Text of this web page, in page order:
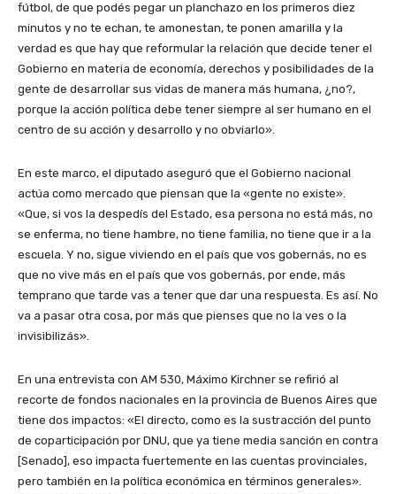
fútbol, de que podés pegar un planchazo en los primeros diez
minutos y no te echan, te amonestan, te ponen amarilla y la
verdad es que hay que reformular la relación que decide tener el
Gobierno en materia de economía, derechos y posibilidades de la
gente de desarrollar sus vidas de manera más humana, ¿no?,
porque la acción política debe tener siempre al ser humano en el
centro de su acción y desarrollo y no obviarlo».
En este marco, el diputado aseguró que el Gobierno nacional
actúa como mercado que piensan que la «gente no existe».
«Que, si vos la despedís del Estado, esa persona no está más, no
se enferma, no tiene hambre, no tiene familia, no tiene que ir a la
escuela. Y no, sigue viviendo en el país que vos gobernás, no es
que no vive más en el país que vos gobernás, por ende, más
temprano que tarde vas a tener que dar una respuesta. Es así. No
va a pasar otra cosa, por más que pienses que no la ves o la
invisibilizás».
En una entrevista con AM 530, Máximo Kirchner se refirió al
recorte de fondos nacionales en la provincia de Buenos Aires que
tiene dos impactos: «El directo, como es la sustracción del punto
de coparticipación por DNU, que ya tiene media sanción en contra
[Senado], eso impacta fuertemente en las cuentas provinciales,
pero también en la política económica en términos generales».